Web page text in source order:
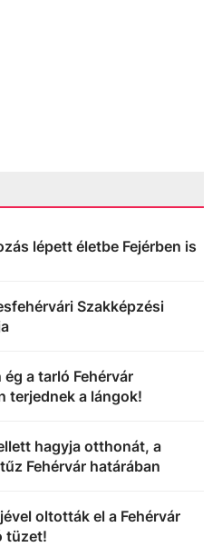
lépett életbe Fejérben is
Szakképzési
a tarló Fehérvár
terjednek a lángok!
hagyja otthonát, a
Fehérvár határában
oltották el a Fehérvár
tüzet!